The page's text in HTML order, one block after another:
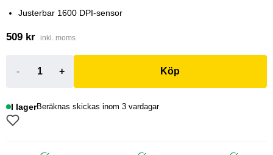
Justerbar 1600 DPI-sensor
509 kr inkl. moms
- + Köp
I lagerBeräknas skickas inom 3 vardagar